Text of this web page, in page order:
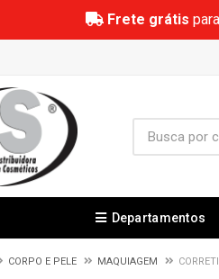
Frete grátis
Departamentos
CORPO E PELE MAQUIAGEM